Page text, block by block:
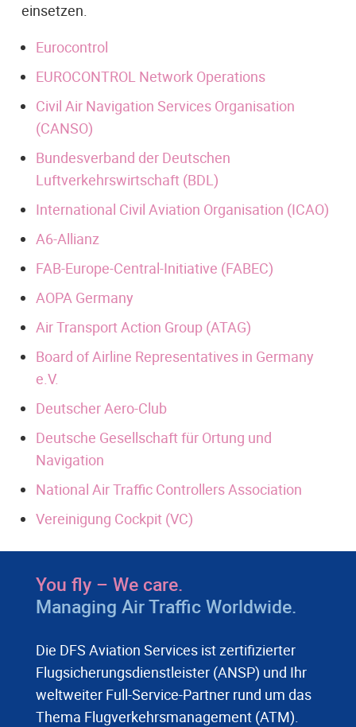
einsetzen.
Eurocontrol
EUROCONTROL Network Operations
Civil Air Navigation Services Organisation
(CANSO)
Bundesverband der Deutschen
Luftverkehrswirtschaft (BDL)
International Civil Aviation Organisation (ICAO)
A6-Allianz
FAB-Europe-Central-Initiative (FABEC)
AOPA Germany
Air Transport Action Group (ATAG)
Board of Airline Representatives in Germany
e.V.
Deutscher Aero-Club
Deutsche Gesellschaft für Ortung und
Navigation
National Air Traffic Controllers Association
Vereinigung Cockpit (VC)
You fly – We care.
Managing Air Traffic Worldwide.
Die DFS Aviation Services ist zertifizierter
Flugsicherungsdienstleister (ANSP) und Ihr
weltweiter Full-Service-Partner rund um das
Thema Flugverkehrsmanagement (ATM).